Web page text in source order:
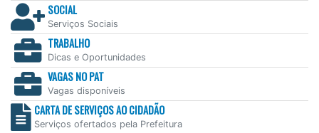
SOCIAL
Serviços Sociais
TRABALHO
Dicas e Oportunidades
VAGAS NO PAT
Vagas disponíveis
CARTA DE SERVIÇOS AO CIDADÃO
Serviços ofertados pela Prefeitura